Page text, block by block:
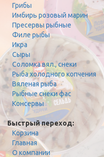
Грибы
Имбирь розовый марин
Пресервы рыбные
Филе рыбы
Икра
Сыры
Соломка вял., снеки
Рыба холодного копчения
Вяленая рыба
Рыбные снеки фас
Консервы
Быстрый переход:
Корзина
Главная
О компании